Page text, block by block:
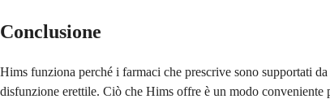
Conclusione
Hims funziona perché i farmaci che prescrive sono supportati
disfunzione erettile. Ciò che Hims offre è un modo conveniente